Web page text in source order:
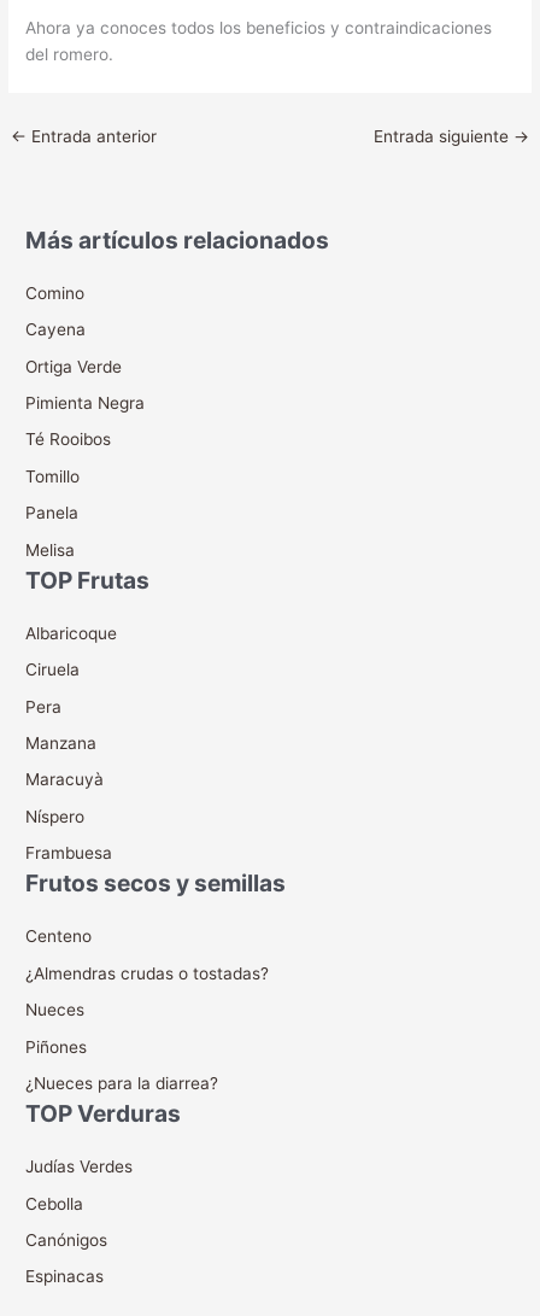
Ahora ya conoces todos los beneficios y contraindicaciones
del romero.
← Entrada anterior Entrada siguiente →
Más artículos relacionados
Comino
Cayena
Ortiga Verde
Pimienta Negra
Té Rooibos
Tomillo
Panela
Melisa
TOP Frutas
Albaricoque
Ciruela
Pera
Manzana
Maracuyà
Níspero
Frambuesa
Frutos secos y semillas
Centeno
¿Almendras crudas o tostadas?
Nueces
Piñones
¿Nueces para la diarrea?
TOP Verduras
Judías Verdes
Cebolla
Canónigos
Espinacas